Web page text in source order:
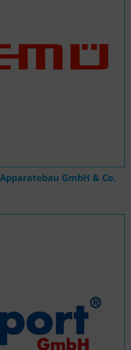
GmbH & Co.